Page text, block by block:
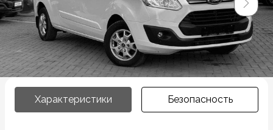
Характеристики Безопасность